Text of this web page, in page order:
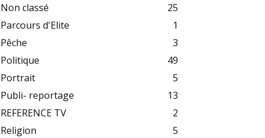
Non classé
25
Parcours d'Elite
1
Pêche
3
Politique
49
Portrait
5
Publi- reportage
13
REFERENCE TV
2
Religion
5